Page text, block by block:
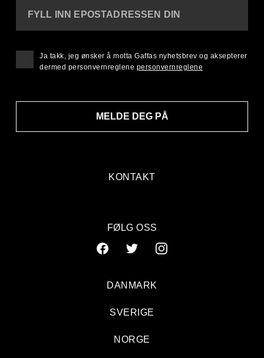
KONTAKT
FYLL INN EPOSTADRESSEN DIN
MELDE DEG PÅ
Ja takk, jeg ønsker å motta Gaffas nyhetsbrev og aksepterer
dermed personvernreglene personvernreglene
FØLG OSS
DANMARK
SVERIGE
NORGE